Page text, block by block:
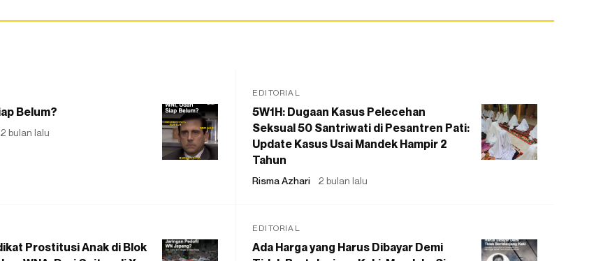
Belum?
2 bulan lalu
EDITORIAL
5W1H: Dugaan Kasus Pelecehan
Seksual 50 Santriwati di Pesantren Pati:
Update Kasus Usai Mandek Hampir 2
Tahun
Risma Azhari 2 bulan lalu
Prostitusi Anak di Blok
EDITORIAL
Ada Harga yang Harus Dibayar Demi